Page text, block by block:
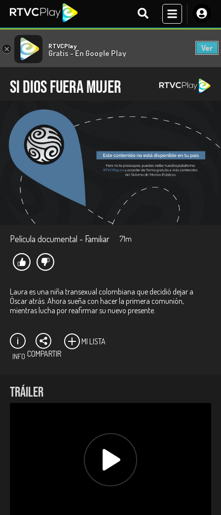
× RTVCPlay
Gratis - En Google Play
Ver
Si dios fuera mujer
Película documental - Familiar 71m
Laura es una niña transexual colombiana que decidió dejar a
Óscar atrás. Ahora sueña con hacer la primera comunión,
mientras lucha por reafirmar su nuevo presente.
INFO COMPARTIR
MI LISTA
Directora:
Productor:Alexander Arbeláez Osorio.
ocumental.
70 minutos.
Laura Aguirre Arenas, Adriana Arenas Largo, Óscar
Aguirre Buriticá, Adrián Sanchis Garrido, Marleny Aguirre
TRÁILER